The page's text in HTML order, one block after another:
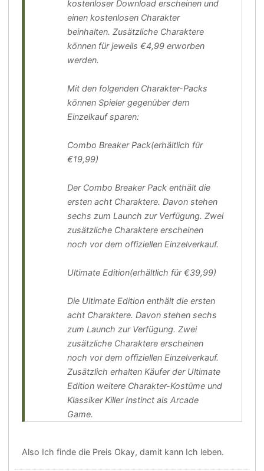
kostenloser Download erscheinen und
einen kostenlosen Charakter
beinhalten. Zusätzliche Charaktere
können für jeweils €4,99 erworben
werden.
Mit den folgenden Charakter-Packs
können Spieler gegenüber dem
Einzelkauf sparen:
Combo Breaker Pack(erhältlich für
€19,99)
Der Combo Breaker Pack enthält die
ersten acht Charaktere. Davon stehen
sechs zum Launch zur Verfügung. Zwei
zusätzliche Charaktere erscheinen
noch vor dem offiziellen Einzelverkauf.
Ultimate Edition(erhältlich für €39,99)
Die Ultimate Edition enthält die ersten
acht Charaktere. Davon stehen sechs
zum Launch zur Verfügung. Zwei
zusätzliche Charaktere erscheinen
noch vor dem offiziellen Einzelverkauf.
Zusätzlich erhalten Käufer der Ultimate
Edition weitere Charakter-Kostüme und
Klassiker Killer Instinct als Arcade
Game.
Also Ich finde die Preis Okay, damit kann Ich leben.